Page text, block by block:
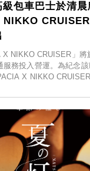
包車巴士於清
NIKKO CRUISER」將
服務投入營運。為紀念
X NIKKO